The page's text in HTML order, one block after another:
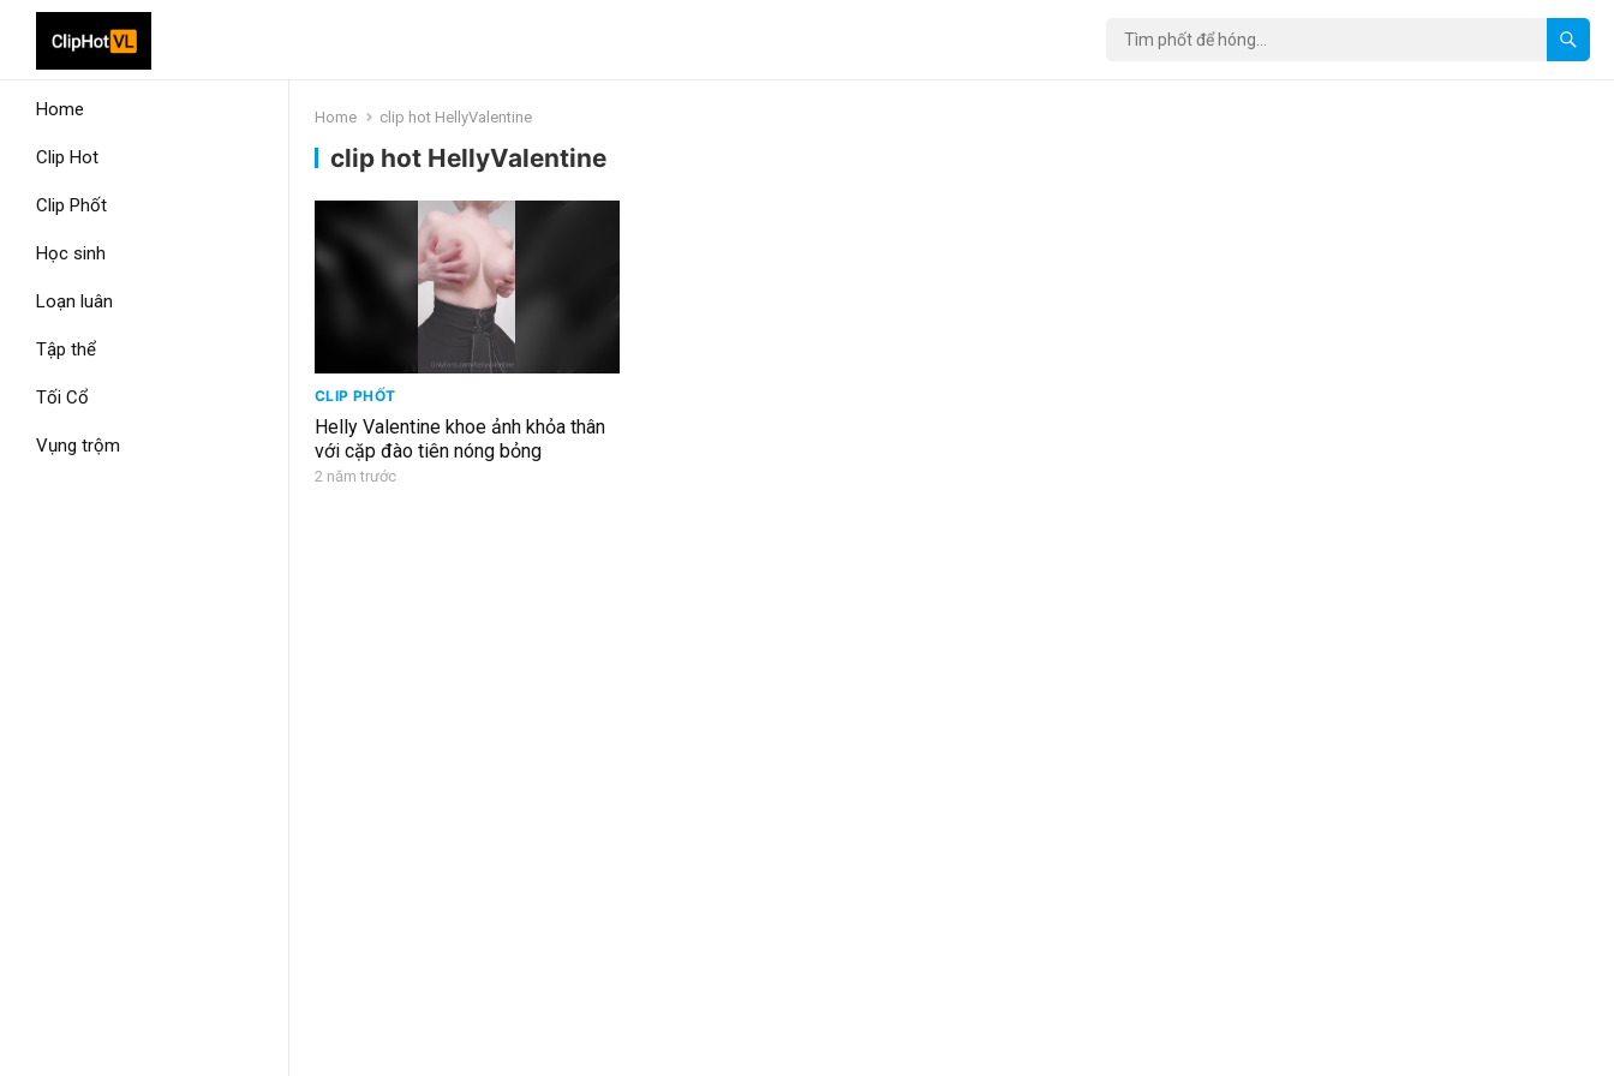
Home
Clip Hot
Clip Phốt
Học sinh
Loạn luân
Tập thể
Tối Cổ
Vụng trộm
Home clip hot HellyValentine
clip hot HellyValentine
CLIP PHỐT
Helly Valentine khoe ảnh khỏa thân
với cặp đào tiên nóng bỏng
2 năm trước